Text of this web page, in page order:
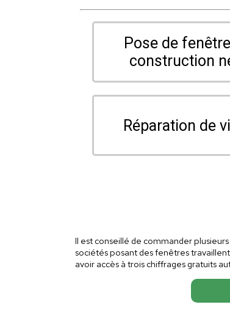
Pose de
construction
Réparation de
Il est conseillé de commander
sociétés posant des fenêtres
avoir accès à trois chiffrages gratuits